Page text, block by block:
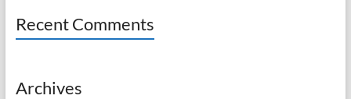
Recent Comments
Archives